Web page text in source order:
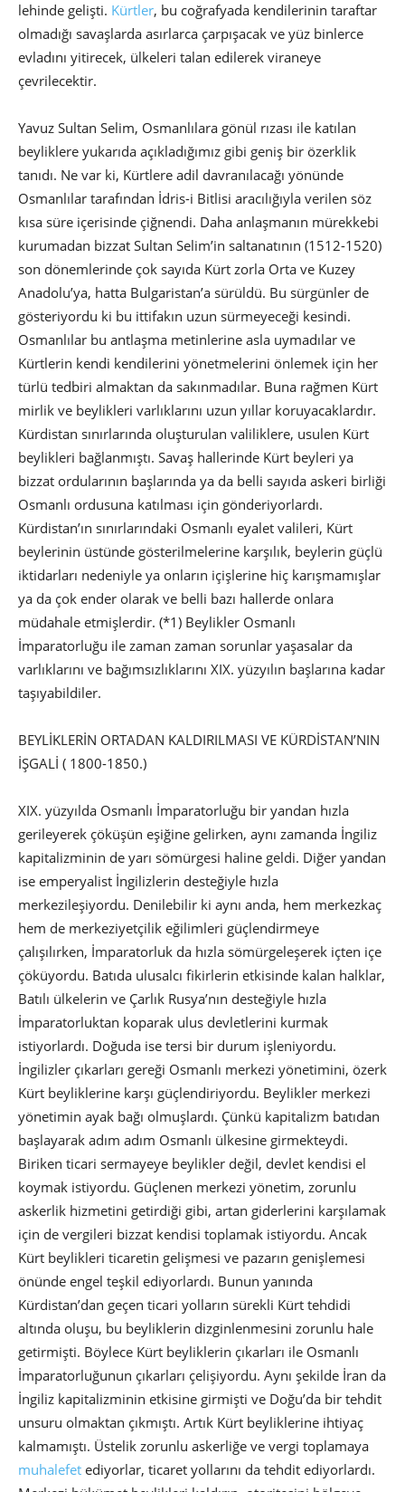
lehinde gelişti. Kürtler, bu coğrafyada kendilerinin taraftar
olmadığı savaşlarda asırlarca çarpışacak ve yüz binlerce
evladını yitirecek, ülkeleri talan edilerek viraneye
çevrilecektir.
Yavuz Sultan Selim, Osmanlılara gönül rızası ile katılan
beyliklere yukarıda açıkladığımız gibi geniş bir özerklik
tanıdı. Ne var ki, Kürtlere adil davranılacağı yönünde
Osmanlılar tarafından İdris-i Bitlisi aracılığıyla verilen söz
kısa süre içerisinde çiğnendi. Daha anlaşmanın mürekkebi
kurumadan bizzat Sultan Selim’in saltanatının (1512-1520)
son dönemlerinde çok sayıda Kürt zorla Orta ve Kuzey
Anadolu’ya, hatta Bulgaristan’a sürüldü. Bu sürgünler de
gösteriyordu ki bu ittifakın uzun sürmeyeceği kesindi.
Osmanlılar bu antlaşma metinlerine asla uymadılar ve
Kürtlerin kendi kendilerini yönetmelerini önlemek için her
türlü tedbiri almaktan da sakınmadılar. Buna rağmen Kürt
mirlik ve beylikleri varlıklarını uzun yıllar koruyacaklardır.
Kürdistan sınırlarında oluşturulan valiliklere, usulen Kürt
beylikleri bağlanmıştı. Savaş hallerinde Kürt beyleri ya
bizzat ordularının başlarında ya da belli sayıda askeri birliği
Osmanlı ordusuna katılması için gönderiyorlardı.
Kürdistan’ın sınırlarındaki Osmanlı eyalet valileri, Kürt
beylerinin üstünde gösterilmelerine karşılık, beylerin güçlü
iktidarları nedeniyle ya onların içişlerine hiç karışmamışlar
ya da çok ender olarak ve belli bazı hallerde onlara
müdahale etmişlerdir. (*1) Beylikler Osmanlı
İmparatorluğu ile zaman zaman sorunlar yaşasalar da
varlıklarını ve bağımsızlıklarını XIX. yüzyılın başlarına kadar
taşıyabildiler.
BEYLİKLERİN ORTADAN KALDIRILMASI VE KÜRDİSTAN’NIN
İŞGALİ ( 1800-1850.)
XIX. yüzyılda Osmanlı İmparatorluğu bir yandan hızla
gerileyerek çöküşün eşiğine gelirken, aynı zamanda İngiliz
kapitalizminin de yarı sömürgesi haline geldi. Diğer yandan
ise emperyalist İngilizlerin desteğiyle hızla
merkezileşiyordu. Denilebilir ki aynı anda, hem merkezkaç
hem de merkeziyetçilik eğilimleri güçlendirmeye
çalışılırken, İmparatorluk da hızla sömürgeleşerek içten içe
çöküyordu. Batıda ulusalcı fikirlerin etkisinde kalan halklar,
Batılı ülkelerin ve Çarlık Rusya’nın desteğiyle hızla
İmparatorluktan koparak ulus devletlerini kurmak
istiyorlardı. Doğuda ise tersi bir durum işleniyordu.
İngilizler çıkarları gereği Osmanlı merkezi yönetimini, özerk
Kürt beyliklerine karşı güçlendiriyordu. Beylikler merkezi
yönetimin ayak bağı olmuşlardı. Çünkü kapitalizm batıdan
başlayarak adım adım Osmanlı ülkesine girmekteydi.
Biriken ticari sermayeye beylikler değil, devlet kendisi el
koymak istiyordu. Güçlenen merkezi yönetim, zorunlu
askerlik hizmetini getirdiği gibi, artan giderlerini karşılamak
için de vergileri bizzat kendisi toplamak istiyordu. Ancak
Kürt beylikleri ticaretin gelişmesi ve pazarın genişlemesi
önünde engel teşkil ediyorlardı. Bunun yanında
Kürdistan’dan geçen ticari yolların sürekli Kürt tehdidi
altında oluşu, bu beyliklerin dizginlenmesini zorunlu hale
getirmişti. Böylece Kürt beyliklerin çıkarları ile Osmanlı
İmparatorluğunun çıkarları çelişiyordu. Aynı şekilde İran da
İngiliz kapitalizminin etkisine girmişti ve Doğu’da bir tehdit
unsuru olmaktan çıkmıştı. Artık Kürt beyliklerine ihtiyaç
kalmamıştı. Üstelik zorunlu askerliğe ve vergi toplamaya
muhalefet ediyorlar, ticaret yollarını da tehdit ediyorlardı.